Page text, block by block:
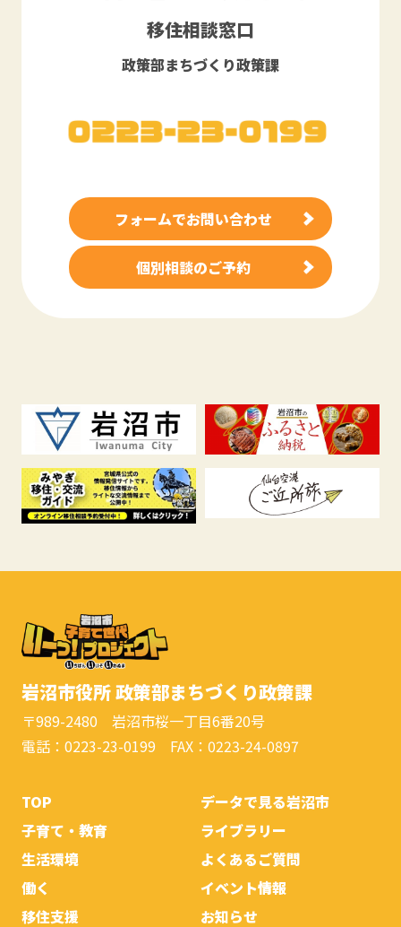
移住相談窓口
政策部まちづくり政策課
フォームでお問い合わせ
個別相談のご予約
岩沼市役所 政策部まちづくり政策課
〒989-2480 岩沼市桜一丁目6番20号
電話：0223-23-0199 FAX：0223-24-0897
TOP
子育て・教育
生活環境
働く
移住支援
データで見る岩沼市
ライブラリー
よくあるご質問
イベント情報
お知らせ